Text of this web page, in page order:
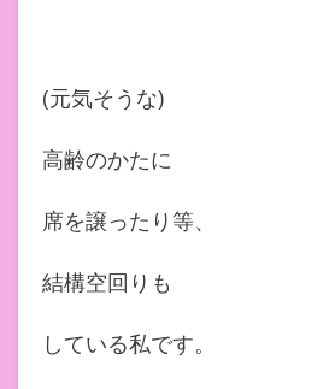
(元気そうな)
高齢のかたに
席を譲ったり等、
結構空回りも
している私です。